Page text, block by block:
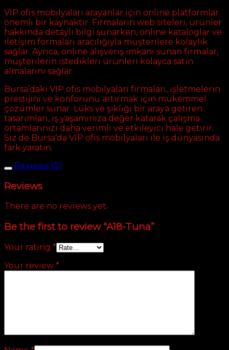
VIP ofis mobilyaları arayanlar için online platformlar
önemli bir kaynaktır. Firmaların web siteleri, ürünler
hakkında detaylı bilgi sunarken, online kataloglar ve
iletişim formaları aracılığıyla müşterilere kolaylık
sağlar. Ayrıca, online alışveriş imkanı sunan firmalar,
müşterilerin istedikleri ürünleri kolayca satın
almalarını sağlar.
Bursa’daki VIP ofis mobilyaları firmaları, işletmelerin
prestijini ve konforunu artırmak için mükemmel
çözümler sunar. Lüks ve şıklığı bir araya getiren
tasarımları, iş yaşamınıza değer katarak çalışma
ortamlarınızı daha verimli ve etkileyici hale getirir.
Siz de Bursa’da VIP ofis mobilyaları ile iş dünyasında
fark yaratın.
Reviews (0)
Reviews
There are no reviews yet.
Be the first to review “A18-Tuna”
Your rating *
Your review *